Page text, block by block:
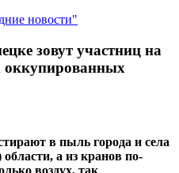
новости"
зовут участниц на
оккупированных
в пыль города и села
а из кранов по-